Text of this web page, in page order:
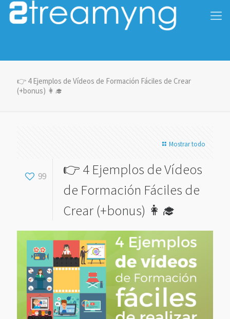
👉 4 Ejemplos de Vídeos de Formación Fáciles de Crear
(+bonus) 👩‍🎓
Mostrar todo
99
👉 4 Ejemplos de Vídeos
de Formación Fáciles de
Crear (+bonus) 👩‍🎓